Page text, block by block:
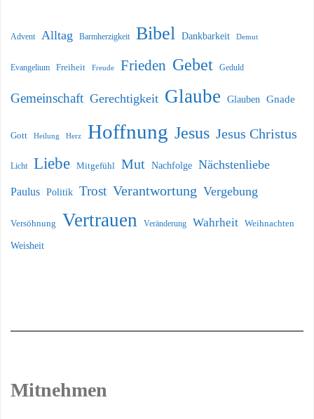
Advent Alltag Barmherzigkeit Bibel Dankbarkeit Demut
Evangelium Freiheit Freude Frieden Gebet Geduld
Gemeinschaft Gerechtigkeit Glaube Glauben Gnade
Gott Heilung Herz Hoffnung Jesus Jesus Christus
Licht Liebe Mitgefühl Mut Nachfolge Nächstenliebe
Paulus Politik Trost Verantwortung Vergebung
Versöhnung Vertrauen Veränderung Wahrheit Weihnachten
Weisheit
Mitnehmen